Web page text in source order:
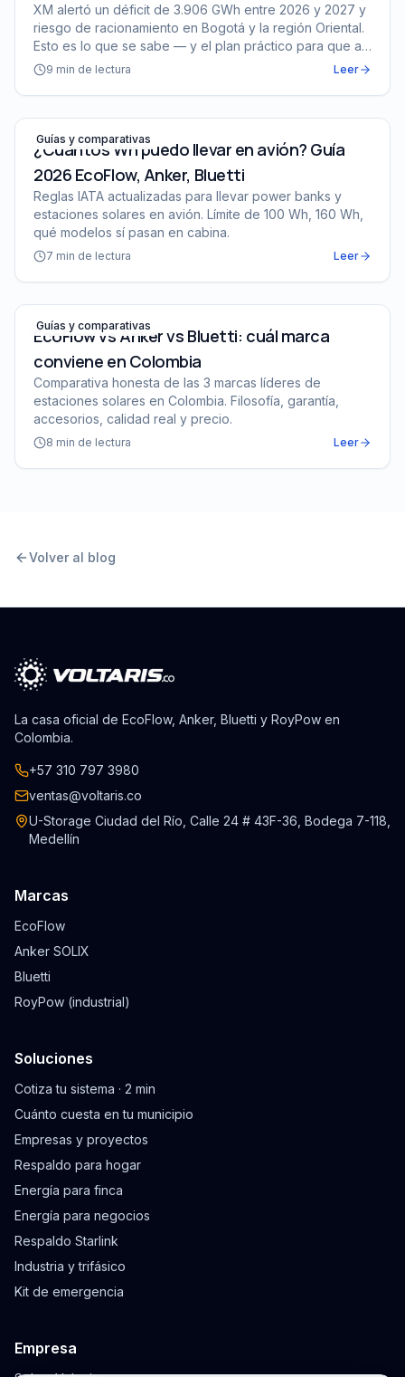
XM alertó un déficit de 3.906 GWh entre 2026 y 2027 y
riesgo de racionamiento en Bogotá y la región Oriental.
Esto es lo que se sabe — y el plan práctico para que a
tu casa no la coja desprevenida.
9 min de lectura Leer
¿Cuántos Wh puedo llevar en avión? Guía 2026
Guías y comparativas
¿Cuántos Wh puedo llevar en avión? Guía
2026 EcoFlow, Anker, Bluetti
Reglas IATA actualizadas para llevar power banks y
estaciones solares en avión. Límite de 100 Wh, 160 Wh,
qué modelos sí pasan en cabina.
7 min de lectura Leer
EcoFlow vs Anker vs Bluetti: cuál marca conviene en
Guías y comparativas
EcoFlow vs Anker vs Bluetti: cuál marca
conviene en Colombia
Comparativa honesta de las 3 marcas líderes de
estaciones solares en Colombia. Filosofía, garantía,
accesorios, calidad real y precio.
8 min de lectura Leer
Volver al blog
La casa oficial de EcoFlow, Anker, Bluetti y RoyPow en
Colombia.
+57 310 797 3980
ventas@voltaris.co
U-Storage Ciudad del Río, Calle 24 # 43F-36, Bodega 7-118,
Medellín
Marcas
EcoFlow
Anker SOLIX
Bluetti
RoyPow (industrial)
Soluciones
Cotiza tu sistema · 2 min
Cuánto cuesta en tu municipio
Empresas y proyectos
Respaldo para hogar
Energía para finca
Energía para negocios
Respaldo Starlink
Industria y trifásico
Kit de emergencia
Empresa